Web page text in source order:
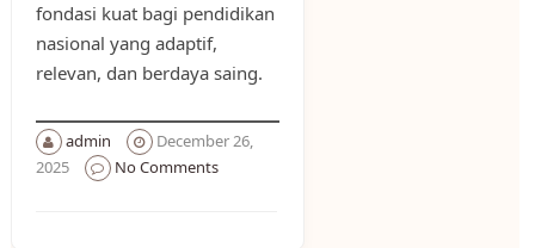
fondasi kuat bagi pendidikan
nasional yang adaptif,
relevan, dan berdaya saing.
admin
December 26,
2025
No Comments